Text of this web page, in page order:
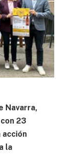
Navarra,
23
la